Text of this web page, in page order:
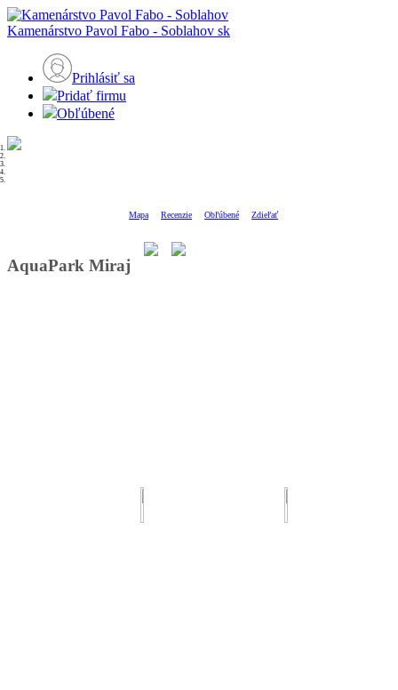
Kamenárstvo Pavol Fabo - Soblahov sk
Prihlásiť sa
Pridať firmu
Obľúbené
Mapa Recenzie Obľúbené Zdieľať
AquaPark Miraj